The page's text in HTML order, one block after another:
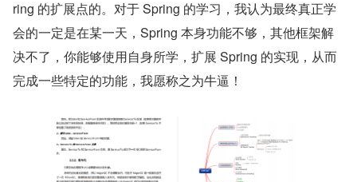
ring 的扩展点的。对于 Spring 的学习，我认为最终真正学
会的一定是在某一天，Spring 本身功能不够，其他框架解
决不了，你能够使用自身所学，扩展 Spring 的实现，从而
完成一些特定的功能，我愿称之为牛逼！